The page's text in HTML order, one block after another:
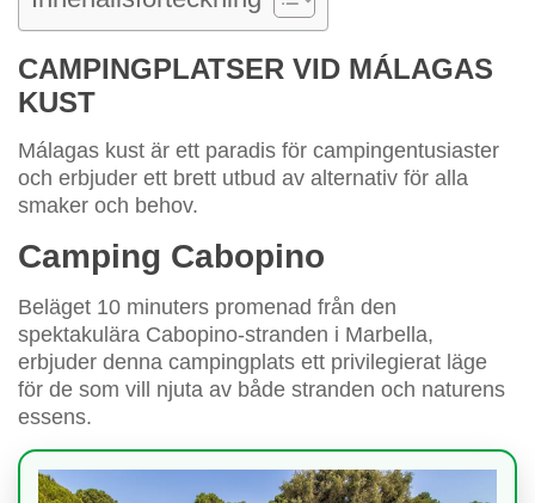
CAMPINGPLATSER VID MÁLAGAS
KUST
Málagas kust är ett paradis för campingentusiaster
och erbjuder ett brett utbud av alternativ för alla
smaker och behov.
Camping Cabopino
Beläget 10 minuters promenad från den
spektakulära Cabopino-stranden i Marbella,
erbjuder denna campingplats ett privilegierat läge
för de som vill njuta av både stranden och naturens
essens.